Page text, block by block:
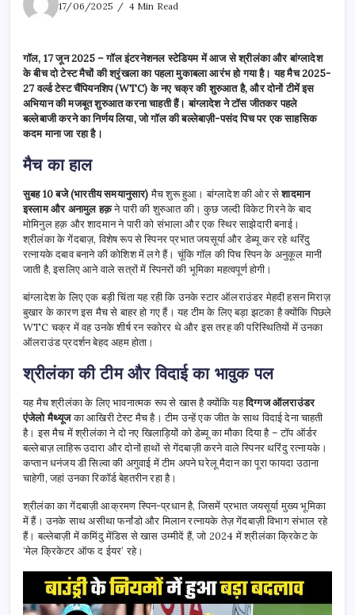
17/06/2025
4 Min Read
गॉल, 17 जून 2025 – गॉल इंटरनेशनल स्टेडियम में आज से श्रीलंका और बांग्लादेश
के बीच दो टेस्ट मैचों की श्रृंखला का पहला मुकाबला आरंभ हो गया है। यह मैच 2025-
27 वर्ल्ड टेस्ट चैंपियनशिप (WTC) के नए चक्र की शुरुआत है, और दोनों टीमें इस
अभियान की मजबूत शुरुआत करना चाहती हैं। बांग्लादेश ने टॉस जीतकर पहले
बल्लेबाजी करने का निर्णय लिया, जो गॉल की बल्लेबाज़ी-पसंद पिच पर एक साहसिक
कदम माना जा रहा है।
मैच का हाल
सुबह 10 बजे (भारतीय समयानुसार)मैच शुरू हुआ। बांग्लादेश की ओर सेशादमान
इस्लाम और अनामुल हक़ने पारी की शुरुआत की। कुछ जल्दी विकेट गिरने के बाद
मोमिनुल हक़ और शादमान ने पारी को संभाला और एक स्थिर साझेदारी बनाई।
श्रीलंका के गेंदबाज़, विशेष रूप से स्पिनर प्रभात जयसूर्या और डेब्यू कर रहे थरिंदु
रत्नायके दबाव बनाने की कोशिश में लगे हैं। चूंकि गॉल की पिच स्पिन के अनुकूल मानी
जाती है, इसलिए आने वाले सत्रों में स्पिनरों की भूमिका महत्वपूर्ण होगी।
बांग्लादेश के लिए एक बड़ी चिंता यह रही कि उनके स्टार ऑलराउंडर मेहदी हसन मिराज़
बुखार के कारण इस मैच से बाहर हो गए हैं। यह टीम के लिए बड़ा झटका है क्योंकि पिछले
WTC चक्र में वह उनके शीर्ष रन स्कोरर थे और इस तरह की परिस्थितियों में उनका
ऑलराउंड प्रदर्शन बेहद अहम होता।
श्रीलंका की टीम और विदाई का भावुक पल
यह मैच श्रीलंका के लिए भावनात्मक रूप से खास है क्योंकि यहदिग्गज ऑलराउंडर
एंजेलो मैथ्यूजका आखिरी टेस्ट मैच है। टीम उन्हें एक जीत के साथ विदाई देना चाहती
है। इस मैच में श्रीलंका ने दो नए खिलाड़ियों को डेब्यू का मौका दिया है – टॉप ऑर्डर
बल्लेबाज़ लाहिरू उदारा और दोनों हाथों से गेंदबाज़ी करने वाले स्पिनर थरिंदु रत्नायके।
कप्तान धनंजय डी सिल्वा की अगुवाई में टीम अपने घरेलू मैदान का पूरा फायदा उठाना
चाहेगी, जहां उनका रिकॉर्ड बेहतरीन रहा है।
श्रीलंका का गेंदबाज़ी आक्रमण स्पिन-प्रधान है, जिसमें प्रभात जयसूर्या मुख्य भूमिका
में हैं। उनके साथ असीथा फर्नांडो और मिलान रत्नायके तेज़ गेंदबाज़ी विभाग संभाल रहे
हैं। बल्लेबाज़ी में कमिंदु मेंडिस से खास उम्मीदें हैं, जो 2024 में श्रीलंका क्रिकेट के
‘मेल क्रिकेटर ऑफ द ईयर’ रहे।